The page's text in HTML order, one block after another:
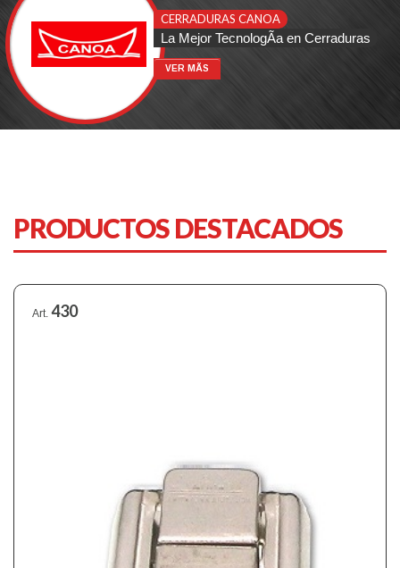
CERRADURAS CANOA
La Mejor TecnologÃ­a en Cerraduras
VER MÃS
PRODUCTOS DESTACADOS
430